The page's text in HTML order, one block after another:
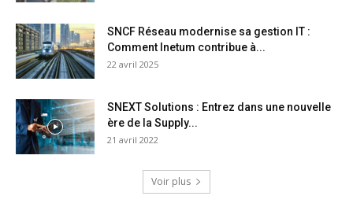
SNCF Réseau modernise sa gestion IT :
Comment Inetum contribue à...
22 avril 2025
SNEXT Solutions : Entrez dans une nouvelle
ère de la Supply...
21 avril 2022
Voir plus